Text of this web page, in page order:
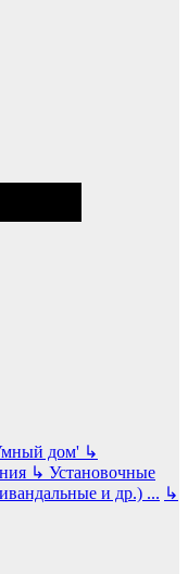
дом' ↳
↳ Установочные
и др.) ... ↳